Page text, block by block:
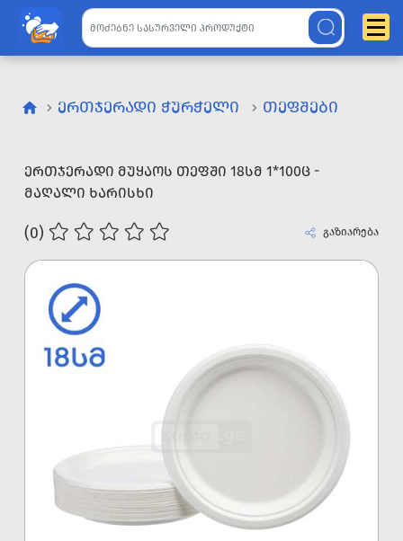
ᲔᲠᲗᲯᲔᲠᲐᲓᲘ ᲭᲣᲠᲭᲔᲚᲘ ᲗᲔᲤᲨᲔᲑᲘ
ᲔᲠᲗᲯᲔᲠᲐᲓᲘ ᲛᲣᲧᲐᲝᲡ ᲗᲔᲤᲨᲘ 18ᲡᲛ 1*100Ც -
ᲛᲐᲦᲐᲚᲘ ᲮᲐᲠᲘᲡᲮᲘ
(0) გაზიარება